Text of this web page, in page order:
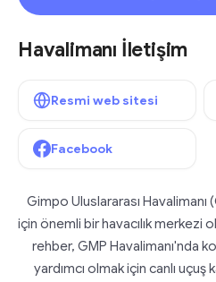
Havalimanı İletişim
Resmi web sitesi
Facebook
Gimpo Uluslararası
için önemli bir havacılık merkezi
rehber, GMP Havalimanı'nda
yardımcı olmak için canlı uçuş